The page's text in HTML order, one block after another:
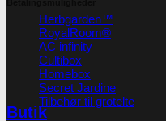
Herbgarden™
RoyalRoom®
AC infinity
Cultibox
Homebox
Secret Jardine
Tilbehør til grotelte
Butik